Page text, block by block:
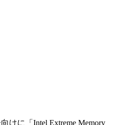
に「Intel Extreme Memory